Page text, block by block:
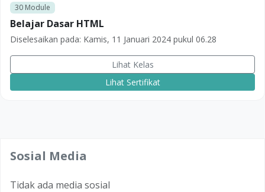
30Module
Belajar Dasar HTML
Diselesaikan pada: Kamis, 11 Januari 2024 pukul 06.28
Lihat Kelas
Lihat Sertifikat
Sosial Media
Tidak ada media sosial